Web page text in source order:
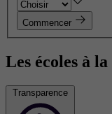
Commencer
Les écoles à la
Transparence